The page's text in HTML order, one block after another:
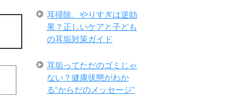
耳掃除、やりすぎは逆効
果？正しいケアと子ども
の耳垢対策ガイド
耳垢ってただのゴミじゃ
ない？健康状態がわか
る“からだのメッセージ”